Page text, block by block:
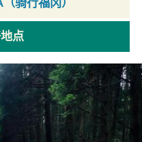
骑行福冈）
点